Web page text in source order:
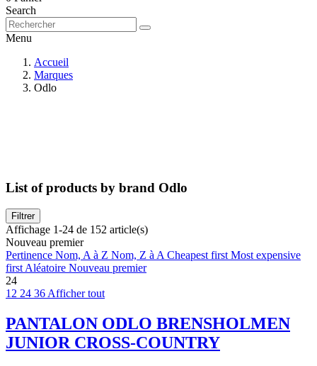
Search
Menu
Accueil
Marques
Odlo
List of products by brand Odlo
Filtrer
Affichage 1-24 de 152 article(s)
Nouveau premier
Pertinence Nom, A à Z Nom, Z à ACheapest firstMost expensive
firstAléatoire Nouveau premier
24
12 24 36Afficher tout
PANTALON ODLO BRENSHOLMEN
JUNIOR CROSS-COUNTRY